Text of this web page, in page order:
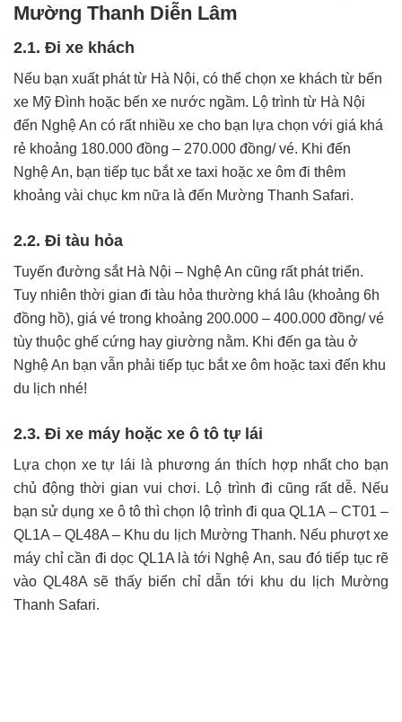
Mường Thanh Diễn Lâm
2.1. Đi xe khách
Nếu bạn xuất phát từ Hà Nội, có thể chọn xe khách từ bến
xe Mỹ Đình hoặc bến xe nước ngầm. Lộ trình từ Hà Nội
đến Nghệ An có rất nhiều xe cho bạn lựa chọn với giá khá
rẻ khoảng 180.000 đồng – 270.000 đồng/ vé. Khi đến
Nghệ An, bạn tiếp tục bắt xe taxi hoặc xe ôm đi thêm
khoảng vài chục km nữa là đến Mường Thanh Safari.
2.2. Đi tàu hỏa
Tuyến đường sắt Hà Nội – Nghệ An cũng rất phát triển.
Tuy nhiên thời gian đi tàu hỏa thường khá lâu (khoảng 6h
đồng hồ), giá vé trong khoảng 200.000 – 400.000 đồng/ vé
tùy thuộc ghế cứng hay giường nằm. Khi đến ga tàu ở
Nghệ An bạn vẫn phải tiếp tục bắt xe ôm hoặc taxi đến khu
du lịch nhé!
2.3. Đi xe máy hoặc xe ô tô tự lái
Lựa chọn xe tự lái là phương án thích hợp nhất cho bạn
chủ động thời gian vui chơi. Lộ trình đi cũng rất dễ. Nếu
bạn sử dụng xe ô tô thì chọn lộ trình đi qua QL1A – CT01 –
QL1A – QL48A – Khu du lịch Mường Thanh. Nếu phượt xe
máy chỉ cần đi dọc QL1A là tới Nghệ An, sau đó tiếp tục rẽ
vào QL48A sẽ thấy biển chỉ dẫn tới khu du lịch Mường
Thanh Safari.